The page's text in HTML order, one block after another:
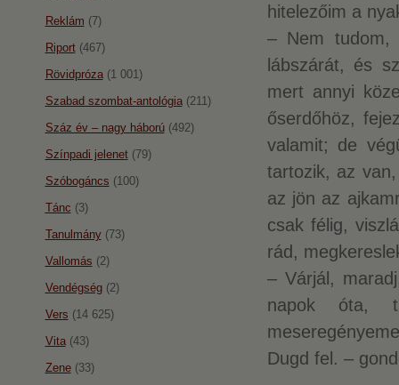
hitelezőim a
– Nem tudom,
lábszárát, és
mert annyi
őserdőhöz,
valamit; de
tartozik, az
az jön az
csak félig,
rád,
– Várjál,
napok óta,
Dugd fel. –
Reklám (7)
Riport(467)
Rövidpróza(1 001)
Szabad szombat-antológia(211)
Száz év – nagy háború(492)
Színpadi jelenet(79)
Szóbogáncs (100)
Tánc (3)
Tanulmány(73)
Vallomás (2)
Vendégség(2)
Vers (14 625)
Vita(43)
Zene(33)